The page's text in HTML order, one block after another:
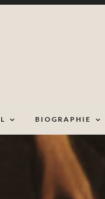
BIOGRAPHIE